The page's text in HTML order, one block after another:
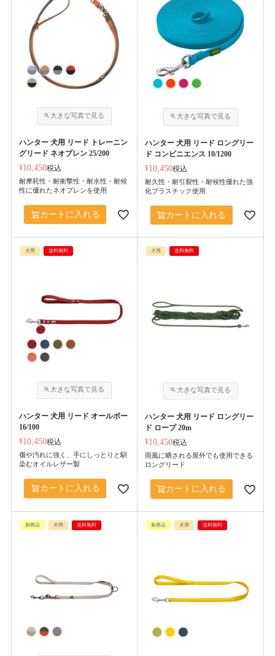
ハンター 犬用 リード トレーニン
グリード ネオプレン 25/200
¥10,450税込
耐摩耗性・耐衝撃性・耐水性・耐候
性に優れたネオプレンを使用
カートに入れる
ハンター 犬用 リード ロングリー
ド コンビニエンス 10/1200
¥10,450税込
耐久性・耐引裂性・耐候性優れた強
化プラスチック使用
カートに入れる
犬用 送料無料
ハンター 犬用 リード オールボー
16/100
¥10,450税込
傷や汚れに強く、手にしっとりと馴
染むオイルレザー製
カートに入れる
犬用 送料無料
ハンター 犬用 リード ロングリー
ド ロープ 20m
¥10,450税込
雨風に晒される屋外でも使用できる
ロングリード
カートに入れる
新商品 犬用 送料無料 新商品 犬用 送料無料